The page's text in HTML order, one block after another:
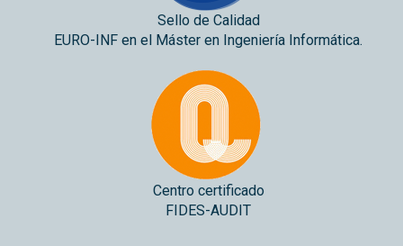
Sello de Calidad
EURO-INF en el Máster en Ingeniería Informática.
Centro certificado
FIDES-AUDIT